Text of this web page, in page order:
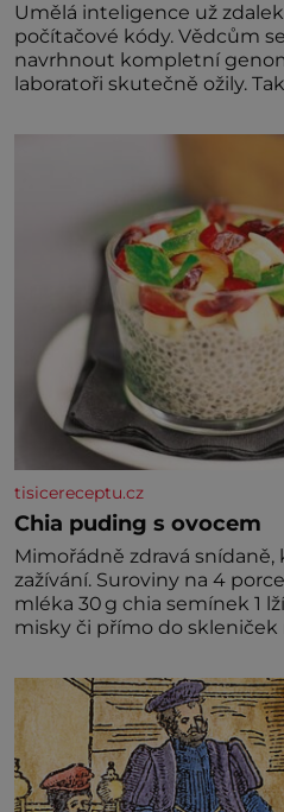
Umělá inteligence už
počítačové kódy. Vědcům
navrhnout kompletní
laboratoři skutečně ožily.
tisicereceptu.cz
Chia puding s ovocem
Mimořádně zdravá snídaně,
zažívání. Suroviny na 4 porce 120 ml kokosového
mléka 30 g chia semínek 1 lžíce
misky či přímo do